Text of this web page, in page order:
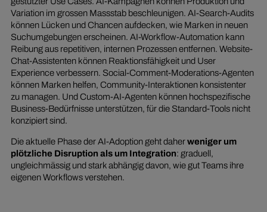
Variation im grossen Massstab beschleunigen. AI-Search-Audits
können Lücken und Chancen aufdecken, wie Marken in neuen
Suchumgebungen erscheinen. AI-Workflow-Automation kann
Reibung aus repetitiven, internen Prozessen entfernen. Website-
Chat-Assistenten können Reaktionsfähigkeit und User
Experience verbessern. Social-Comment-Moderations-Agenten
können Marken helfen, Community-Interaktionen konsistenter
zu managen. Und Custom-AI-Agenten können hochspezifische
Business-Bedürfnisse unterstützen, für die Standard-Tools nicht
konzipiert sind.
Die aktuelle Phase der AI-Adoption geht daherweniger um
plötzliche Disruption als um Integration: graduell,
ungleichmässig und stark abhängig davon, wie gut Teams ihre
eigenen Workflows verstehen.